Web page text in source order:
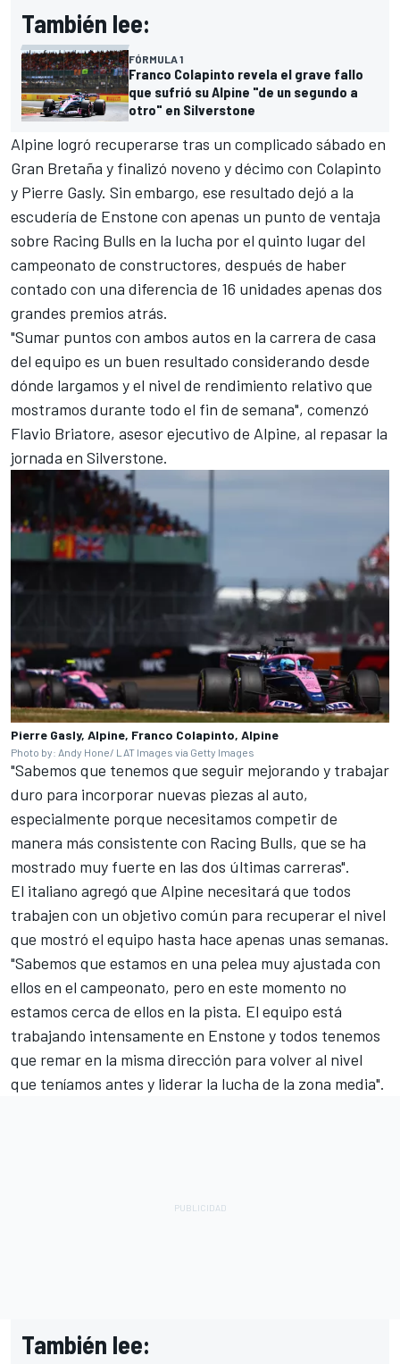
También lee:
FÓRMULA 1
Franco Colapinto revela el grave fallo
que sufrió su Alpine "de un segundo a
otro" en Silverstone
Alpine logró recuperarse tras un complicado sábado en
Gran Bretaña y finalizó noveno y décimo con Colapinto
y Pierre Gasly. Sin embargo, ese resultado dejó a la
escudería de Enstone con apenas un punto de ventaja
sobre Racing Bulls en la lucha por el quinto lugar del
campeonato de constructores, después de haber
contado con una diferencia de 16 unidades apenas dos
grandes premios atrás.
"Sumar puntos con ambos autos en la carrera de casa
del equipo es un buen resultado considerando desde
dónde largamos y el nivel de rendimiento relativo que
mostramos durante todo el fin de semana", comenzó
Flavio Briatore, asesor ejecutivo de Alpine, al repasar la
jornada en Silverstone.
Pierre Gasly, Alpine, Franco Colapinto, Alpine
Photo by: Andy Hone/ LAT Images via Getty Images
"Sabemos que tenemos que seguir mejorando y trabajar
duro para incorporar nuevas piezas al auto,
especialmente porque necesitamos competir de
manera más consistente con Racing Bulls, que se ha
mostrado muy fuerte en las dos últimas carreras".
El italiano agregó que Alpine necesitará que todos
trabajen con un objetivo común para recuperar el nivel
que mostró el equipo hasta hace apenas unas semanas.
"Sabemos que estamos en una pelea muy ajustada con
ellos en el campeonato, pero en este momento no
estamos cerca de ellos en la pista. El equipo está
trabajando intensamente en Enstone y todos tenemos
que remar en la misma dirección para volver al nivel
que teníamos antes y liderar la lucha de la zona media".
También lee: